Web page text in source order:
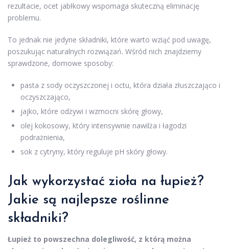
rezultacie, ocet jabłkowy wspomaga skuteczną eliminację
problemu.
To jednak nie jedyne składniki, które warto wziąć pod uwagę,
poszukując naturalnych rozwiązań. Wśród nich znajdziemy
sprawdzone, domowe sposoby:
pasta z sody oczyszczonej i octu, która działa złuszczająco i
oczyszczająco,
jajko, które odżywi i wzmocni skórę głowy,
olej kokosowy, który intensywnie nawilża i łagodzi
podrażnienia,
sok z cytryny, który reguluje pH skóry głowy.
Jak wykorzystać zioła na łupież?
Jakie są najlepsze roślinne
składniki?
Łupież to powszechna dolegliwość, z którą można